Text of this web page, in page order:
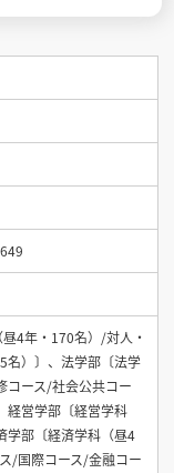
4年・170名）/対人・
名）〕、法学部〔法学
コース/社会公共コー
経営学部〔経営学科
学部〔経済学科（昼4
/国際コース/金融コー